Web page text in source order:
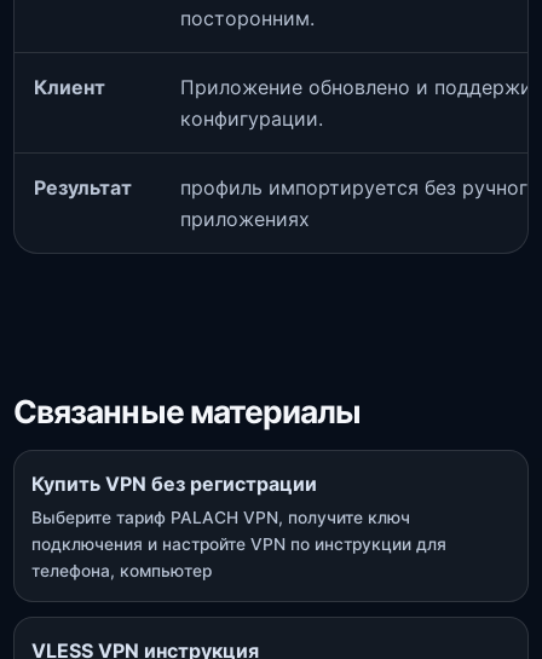
посторонним.
Клиент
Приложение обновлено и
конфигурации.
Результат
профиль импортируется без
приложениях
Связанные материалы
Купить VPN без регистрации
Выберите тариф PALACH VPN, получите ключ
подключения и настройте VPN по инструкции для
телефона, компьютер
VLESS VPN инструкция